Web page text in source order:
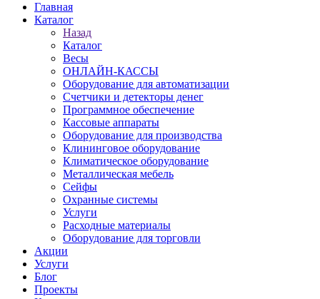
Главная
Каталог
Назад
Каталог
Весы
ОНЛАЙН-КАССЫ
Оборудование для автоматизации
Счетчики и детекторы денег
Программное обеспечение
Кассовые аппараты
Оборудование для производства
Клининговое оборудование
Климатическое оборудование
Металлическая мебель
Сейфы
Охранные системы
Услуги
Расходные материалы
Оборудование для торговли
Акции
Услуги
Блог
Проекты